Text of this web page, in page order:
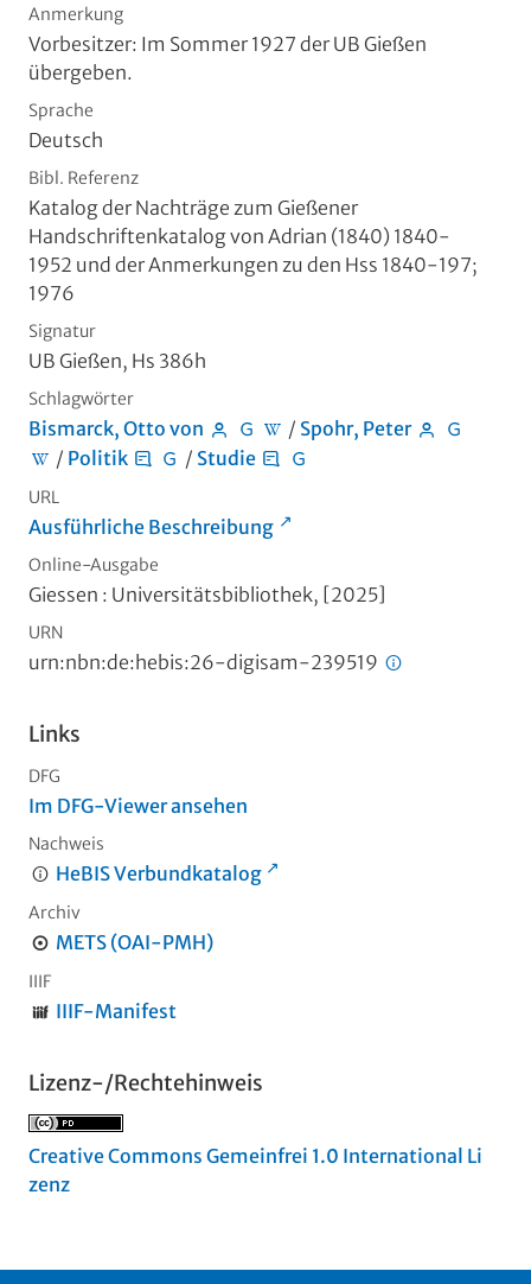
Anmerkung
Vorbesitzer: Im Sommer 1927 der UB Gießen
übergeben.
Sprache
Deutsch
Bibl. Referenz
Katalog der Nachträge zum Gießener
Handschriftenkatalog von Adrian (1840) 1840-
1952 und der Anmerkungen zu den Hss 1840-197;
1976
Signatur
UB Gießen, Hs 386h
Schlagwörter
Bismarck, Otto von / Spohr, Peter
/ Politik / Studie
URL
Ausführliche Beschreibung
Online-Ausgabe
Giessen : Universitätsbibliothek, [2025]
URN
urn:nbn:de:hebis:26-digisam-239519
Links
DFG
Im DFG-Viewer ansehen
Nachweis
HeBIS Verbundkatalog
Archiv
METS (OAI-PMH)
IIIF
IIIF-Manifest
Lizenz-/Rechtehinweis
Creative Commons Gemeinfrei 1.0 International Li
zenz